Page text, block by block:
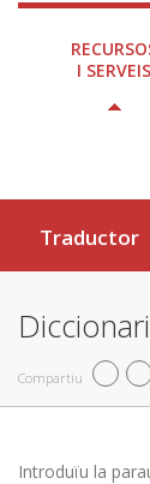
I SERVEIS
Traductor
Compartiu
Introduïu la